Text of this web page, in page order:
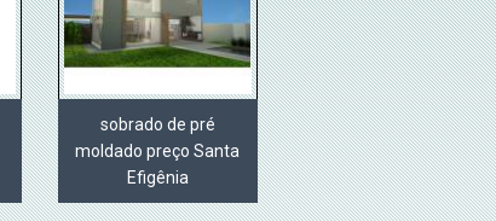
sobrado de pré
moldado preço Santa
Efigênia